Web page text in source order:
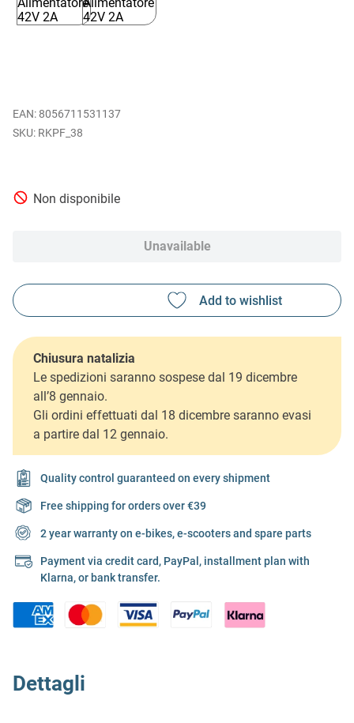
EAN: 8056711531137
RKPF_38
Non disponibile
Unavailable
Chiusura natalizia
Le spedizioni saranno sospese dal 19 dicembre
all’8 gennaio.
Gli ordini effettuati dal 18 dicembre saranno evasi
a partire dal 12 gennaio.
Quality control guaranteed on every shipment
Free shipping for orders over €39
2 year warranty on e-bikes, e-scooters and spare parts
Payment via credit card, PayPal, installment plan with
Klarna, or bank transfer.
Dettagli